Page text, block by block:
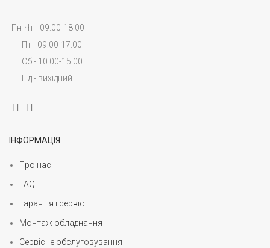
Пн-Чт - 09:00-18:00
Пт - 09:00-17:00
Сб - 10:00-15:00
Нд - вихідний
ІНФОРМАЦІЯ
Про нас
FAQ
Гарантія і сервіс
Монтаж обладнання
Сервісне обслуговування